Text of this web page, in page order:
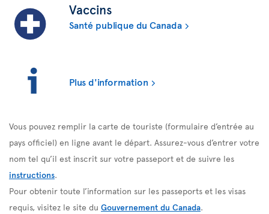
Vaccins
Santé publique du Canada
Plus d'information
Vous pouvez remplir la carte de touriste (formulaire d’entrée au
pays officiel) en ligne avant le départ. Assurez-vous d’entrer votre
nom tel qu’il est inscrit sur votre passeport et de suivre les
instructions.
Pour obtenir toute l’information sur les passeports et les visas
requis, visitez le site du Gouvernement du Canada.